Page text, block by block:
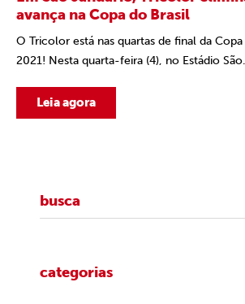
avança na Copa do Brasil
O Tricolor está nas quartas de final da
2021! Nesta quarta-feira (4), no Estádio
Leia agora
categorias